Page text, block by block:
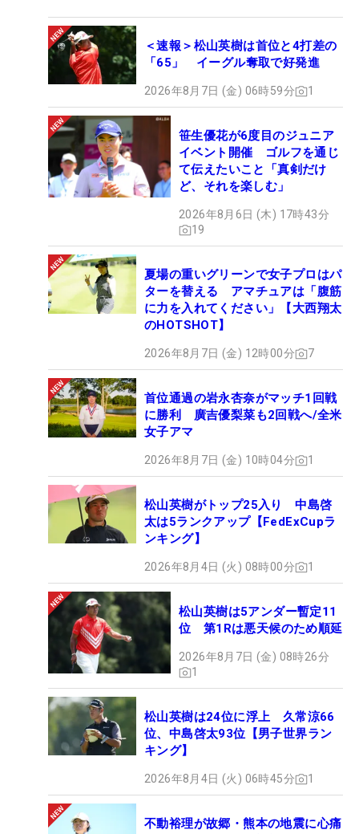
＜速報＞松山英樹は首位と4打差の
「65」 イーグル奪取で好発進
2026年8月7日 (金) 06時59分 1
笹生優花が6度目のジュニア
イベント開催 ゴルフを通じ
て伝えたいこと「真剣だけ
ど、それを楽しむ」
2026年8月6日 (木) 17時43分
19
夏場の重いグリーンで女子プロはパ
ターを替える アマチュアは「腹筋
に力を入れてください」【大西翔太
のHOTSHOT】
2026年8月7日 (金) 12時00分 7
首位通過の岩永杏奈がマッチ1回戦
に勝利 廣吉優梨菜も2回戦へ/全米
女子アマ
2026年8月7日 (金) 10時04分 1
松山英樹がトップ25入り 中島啓
太は5ランクアップ【FedExCupラ
ンキング】
2026年8月4日 (火) 08時00分 1
松山英樹は5アンダー暫定11
位 第1Rは悪天候のため順延
2026年8月7日 (金) 08時26分
1
松山英樹は24位に浮上 久常涼66
位、中島啓太93位【男子世界ラン
キング】
2026年8月4日 (火) 06時45分 1
不動裕理が故郷・熊本の地震に心痛